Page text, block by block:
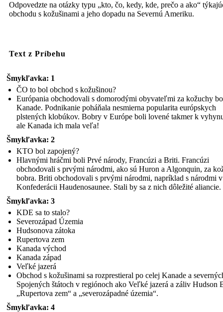
Odpovedzte na otázky typu „kto, čo, kedy, kde, prečo a ako“
obchodu s kožušinami a jeho dopadu na Severnú Ameriku.
Text z Príbehu
Šmykľavka: 1
ČO to bol obchod s kožušinou?
Európania obchodovali s domorodými obyvateľmi za kožuchy
Kanade. Podnikanie poháňala nesmierna popularita európskych
plstených klobúkov. Bobry v Európe boli lovené takmer k
ale Kanada ich mala veľa!
Šmykľavka: 2
KTO bol zapojený?
Hlavnými hráčmi boli Prvé národy, Francúzi a Briti. Francúzi
obchodovali s prvými národmi, ako sú Huron a Algonquin, za
bobra. Briti obchodovali s prvými národmi, napríklad s národmi v
Konfederácii Haudenosaunee. Stali by sa z nich dôležité aliancie.
Šmykľavka: 3
KDE sa to stalo?
Severozápad Územia
Hudsonova zátoka
Rupertova zem
Kanada východ
Kanada západ
Veľké jazerá
Obchod s kožušinami sa rozprestieral po celej Kanade a
Spojených štátoch v regiónoch ako Veľké jazerá a záliv Hudson
„Rupertova zem“ a „severozápadné územia“.
Šmykľavka: 4